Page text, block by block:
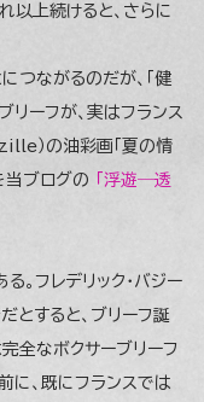
以上続けると、さらに
つながるのだが、「健
リーフが、実はフランス
）の油彩画「夏の情
当ブログの 「浮遊―透
フレデリック・バジー
とすると、ブリーフ誕
全なボクサーブリーフ
に、既にフランスでは